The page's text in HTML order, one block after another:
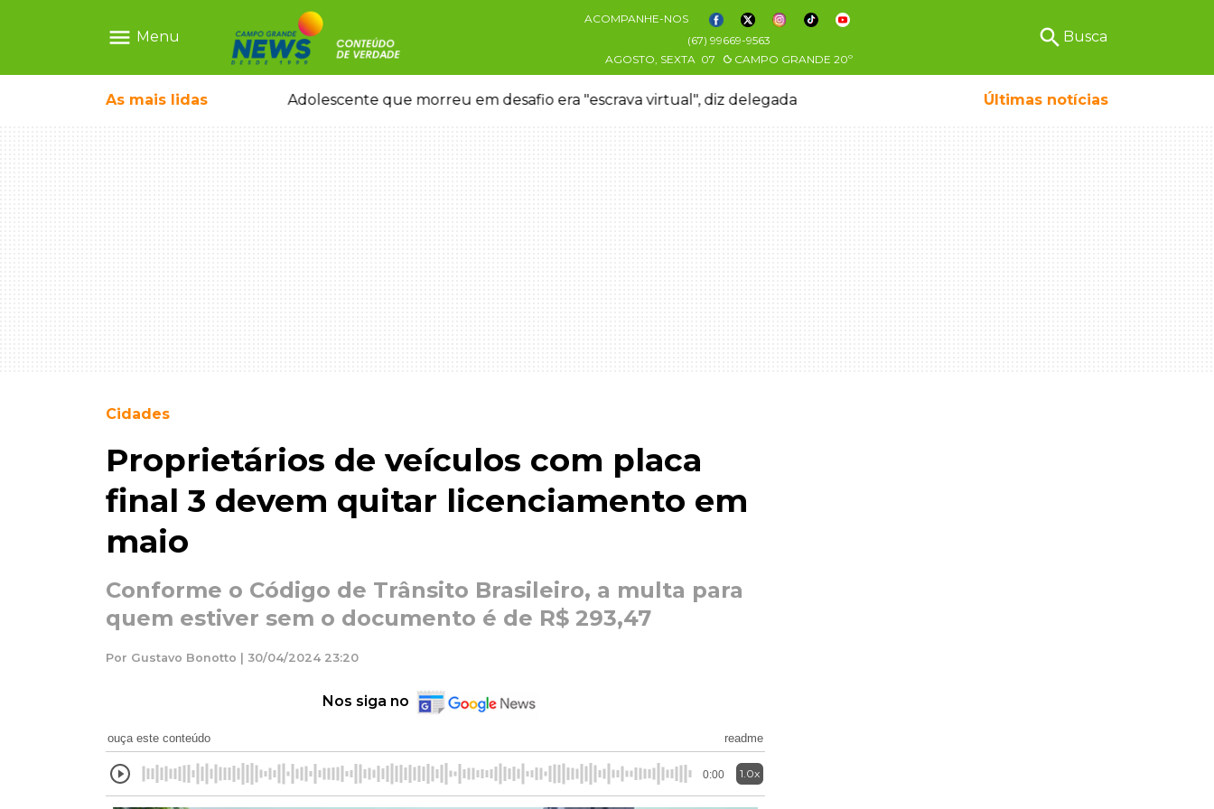
menu Menu
ACOMPANHE-NOS
(67) 99669-9563
AGOSTO, SEXTA 07 CAMPO GRANDE 20º
search Busca
As mais lidas
ganhar dia oficial em MS Adolescente que morreu em desafio era "escrava virtual", diz delegada Últimas notícias
Cidades
Proprietários de veículos com placa
final 3 devem quitar licenciamento em
maio
Conforme o Código de Trânsito Brasileiro, a multa para
quem estiver sem o documento é de R$ 293,47
Por Gustavo Bonotto | 30/04/2024 23:20
Nos siga no
ouça este conteúdo readme
0:00 1.0x